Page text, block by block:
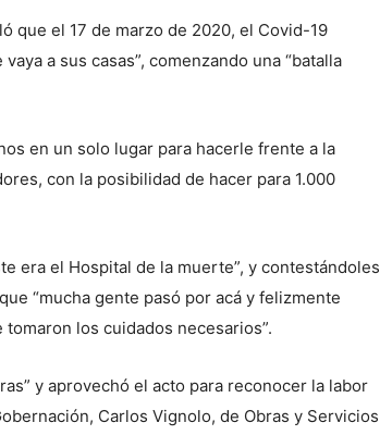
que el 17 de marzo de 2020, el Covid-19
a sus casas”, comenzando una “batalla
en un solo lugar para hacerle frente a la
con la posibilidad de hacer para 1.000
era el Hospital de la muerte”, y contestándoles
“mucha gente pasó por acá y felizmente
los cuidados necesarios”.
y aprovechó el acto para reconocer la labor
Carlos Vignolo, de Obras y Servicios